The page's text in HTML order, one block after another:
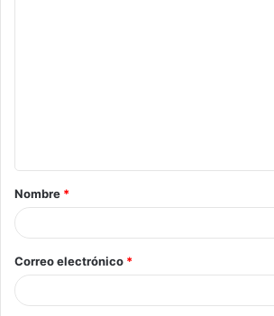
Nombre *
Correo electrónico *